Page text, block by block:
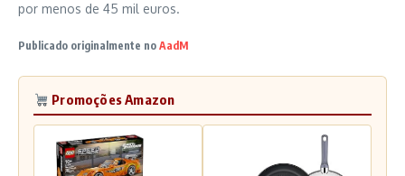
por menos de 45 mil euros.
Publicado originalmente no AadM
Promoções Amazon